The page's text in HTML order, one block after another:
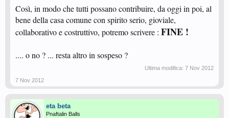
Così, in modo che tutti possano contribuire, da oggi in poi, al
bene della casa comune con spirito serio, gioviale,
collaborativo e costruttivo, potremo scrivere : FINE !
.... o no ? ... resta altro in sospeso ?
Ultima modifica: 7 Nov 2012
7 Nov 2012
eta beta
Pnaftalin Balls